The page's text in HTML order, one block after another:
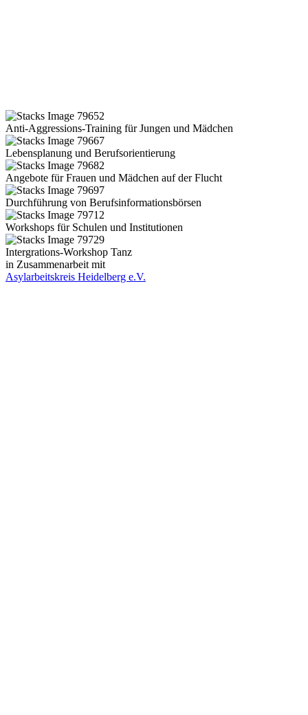
Anti-Aggressions-Training für Jungen und Mädchen
Lebensplanung und Berufsorientierung
Angebote für Frauen und Mädchen auf der Flucht
Durchführung von Berufsinformationsbörsen
Workshops für Schulen und Institutionen
Intergrations-Workshop Tanz
in Zusammenarbeit mit
Asylarbeitskreis Heidelberg e.V.